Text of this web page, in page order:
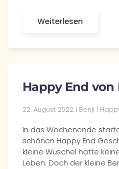
Weiterlesen
Happy End von
22. August 2022 | Benji |
In das Wochenende
schönen Happy End
kleine Wuschel hatte
Leben. Doch der kleine